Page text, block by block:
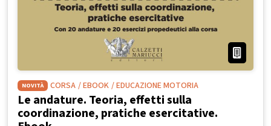
NOVITÀ CORSA / EBOOK / EDUCAZIONE MOTORIA
Le andature. Teoria, effetti sulla
coordinazione, pratiche esercitative.